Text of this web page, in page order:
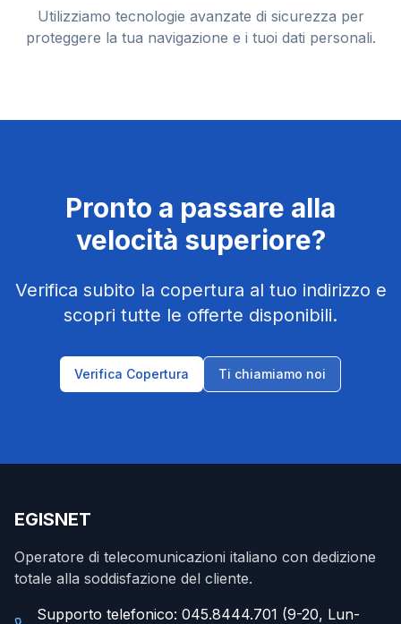
Utilizziamo tecnologie avanzate di sicurezza per
proteggere la tua navigazione e i tuoi dati personali.
Pronto a passare alla
velocità superiore?
Verifica subito la copertura al tuo indirizzo e
scopri tutte le offerte disponibili.
Verifica Copertura Ti chiamiamo noi
EGISNET
Operatore di telecomunicazioni italiano con dedizione
totale alla soddisfazione del cliente.
Supporto telefonico: 045.8444.701 (9-20, Lun-